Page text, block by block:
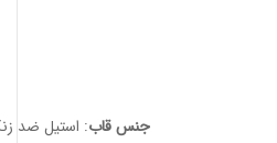
جنس قاب: استیل ضد